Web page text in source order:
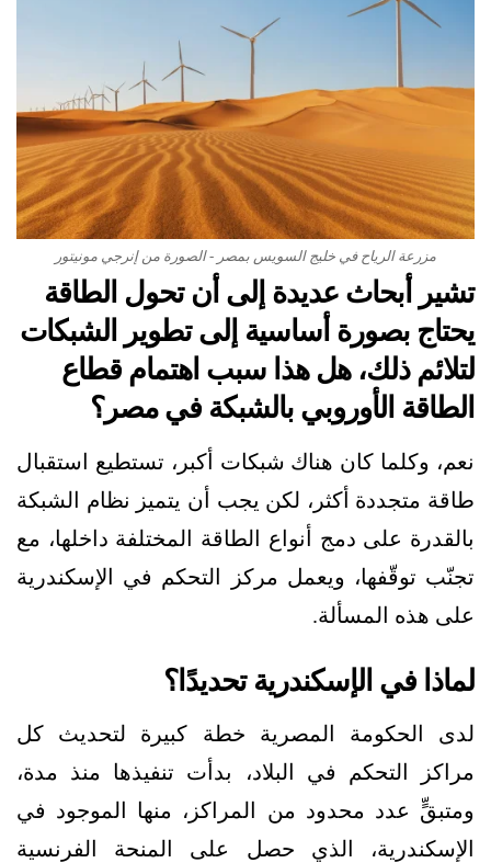
مزرعة الرياح في خليج السويس بمصر - الصورة من إنرجي مونيتور
تشير أبحاث عديدة إلى أن تحول الطاقة
يحتاج بصورة أساسية إلى تطوير الشبكات
لتلائم ذلك، هل هذا سبب اهتمام قطاع
الطاقة الأوروبي بالشبكة في مصر؟
نعم، وكلما كان هناك شبكات أكبر، تستطيع استقبال
طاقة متجددة أكثر، لكن يجب أن يتميز نظام الشبكة
بالقدرة على دمج أنواع الطاقة المختلفة داخلها، مع
تجنّب توقّفها، ويعمل مركز التحكم في الإسكندرية
على هذه المسألة.
لماذا في الإسكندرية تحديدًا؟
لدى الحكومة المصرية خطة كبيرة لتحديث كل
مراكز التحكم في البلاد، بدأت تنفيذها منذ مدة،
ومتبقٍّ عدد محدود من المراكز، منها الموجود في
الإسكندرية، الذي حصل على المنحة الفرنسية